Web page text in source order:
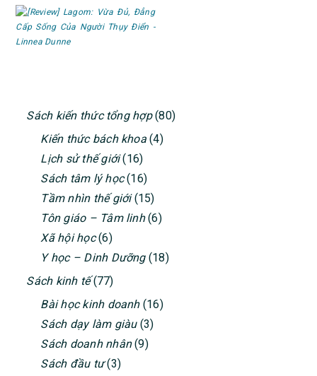
PRIMARY
SIDEBAR
Sách kiến thức tổng hợp(80)
Kiến thức bách khoa(4)
Lịch sử thế giới(16)
Sách tâm lý học(16)
Tầm nhìn thế giới(15)
Tôn giáo – Tâm linh(6)
Xã hội học(6)
Y học – Dinh Dưỡng(18)
Sách kinh tế(77)
Bài học kinh doanh(16)
Sách dạy làm giàu(3)
Sách doanh nhân(9)
Sách đầu tư(3)